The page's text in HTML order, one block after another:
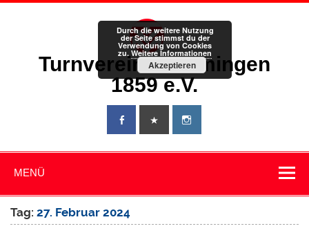
Zum
Turnverein Memmingen
1859 e.V.
MENÜ
Tag:27. Februar 2024
Durch die weitere Nutzung
der Seite stimmst du der
Verwendung von Cookies
zu. Weitere Informationen
Akzeptieren